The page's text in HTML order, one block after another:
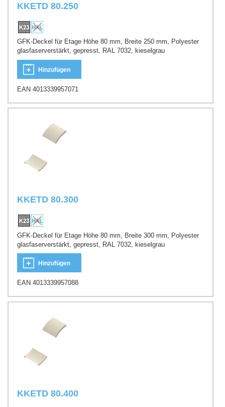
KKETD 80.250
GFK-Deckel für Etage Höhe 80 mm, Breite 250 mm, Polyester
glasfaserverstärkt, gepresst, RAL 7032, kieselgrau
Hinzufügen
EAN 4013339957071
KKETD 80.300
GFK-Deckel für Etage Höhe 80 mm, Breite 300 mm, Polyester
glasfaserverstärkt, gepresst, RAL 7032, kieselgrau
Hinzufügen
EAN 4013339957088
KKETD 80.400